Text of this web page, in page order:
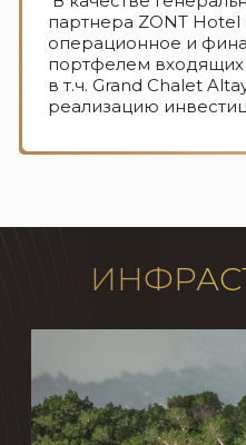
партнера ZONT Hotel
операционное и
портфелем
в т.ч. Grand Chalet
реализацию